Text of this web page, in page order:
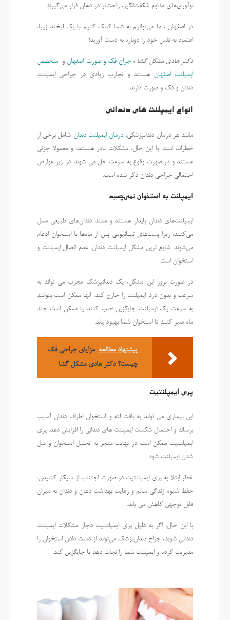
نوآوری‌های مداوم شگفت‌انگیز، راحت‌تر در دهان قرار می‌گیرند.
در اصفهان ، ما می‌توانیم به شما کمک کنیم با یک لبخند زیبا،
اعتماد به نفس خود را دوباره به دست آورید!
دکتر هادی مشکل گشا ، جراح فک و صورت اصفهان ومتخصص
ایمپلنت اصفهان هستند و تجارب زیادی در جراحی ایمپلنت
دندان و فک و صورت دارند.
انواع ایمپلنت های دندانی
مانند هر درمان دندانپزشکی، درمان ایمپلنت دندان شامل برخی از
خطرات است. با این حال، مشکلات نادر هستند، و معمولا جزئی
هستند و در صورت وقوع به سرعت حل می شوند. در زیر عوارض
احتمالی جراحی دندان ذکر شده است:
ایمپلنت به استخوان نمی‌چسبد
ایمپلنت‌های دندان پایدار هستند و مانند دندان‌های طبیعی عمل
می‌کنند، زیرا پست‌های تیتانیومی پس از ماه‌ها با استخوان ادغام
می‌شوند. شایع ترین مشکل ایمپلنت دندان، عدم اتصال ایمپلنت و
استخوان است.
در صورت بروز این مشکل، یک دندانپزشک مجرب می تواند به
سرعت و بدون درد ایمپلنت را خارج کند. آنها ممکن است بتوانند
به سرعت یک ایمپلنت جایگزین نصب کنند یا ممکن است چند
ماه صبر کنند تا استخوان شما بهبود یابد.
پیشنهاد مطالعه مزایای جراحی فک
چیست؟ دکتر هادی مشکل گشا
پری ایمپلنتیت
این بیماری می تواند به بافت لثه و استخوان اطراف دندان آسیب
برساند و احتمال شکست ایمپلنت های دندانی را افزایش دهد. پری
ایمپلنتیت ممکن است در نهایت منجر به تحلیل استخوان و شل
شدن ایمپلنت شود.
خطر ابتلا به پری ایمپلنتیت در صورت اجتناب از سیگار کشیدن،
حفظ شیوه زندگی سالم و رعایت بهداشت دهان و دندان به میزان
قابل توجهی کاهش می یابد.
با این حال، اگر به دلیل پری ایمپلنتیت دچار مشکلات ایمپلنت
دندانی شوید، جراح دندان‌پزشک می‌تواند از دست دادن استخوان را
مدیریت کرده و ایمپلنت شما را نجات دهد یا جایگزین کند.